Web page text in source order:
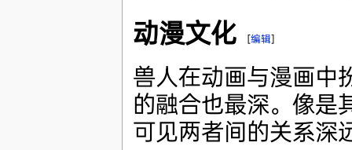
动漫文化 [编辑]
兽人在动画与漫画中
的融合也最深。像是
可见两者间的关系深